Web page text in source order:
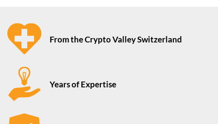
From the Crypto Valley Switzerland
Years of Expertise